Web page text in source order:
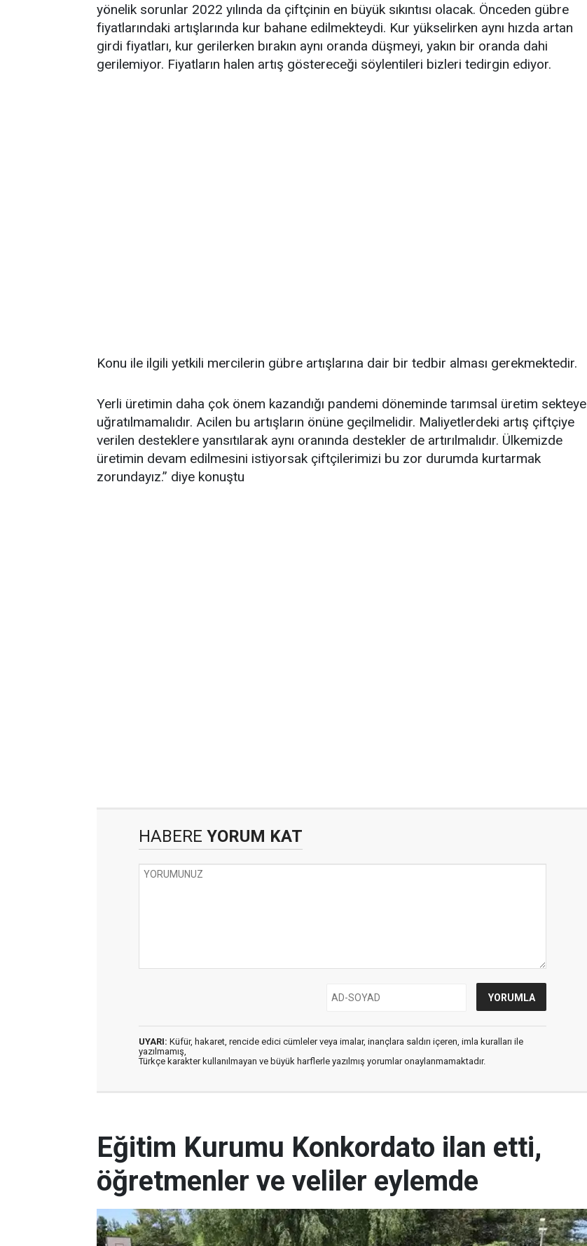
yönelik sorunlar 2022 yılında da çiftçinin en büyük sıkıntısı olacak. Önceden gübre
fiyatlarındaki artışlarında kur bahane edilmekteydi. Kur yükselirken aynı hızda artan
girdi fiyatları, kur gerilerken bırakın aynı oranda düşmeyi, yakın bir oranda dahi
gerilemiyor. Fiyatların halen artış göstereceği söylentileri bizleri tedirgin ediyor.
Konu ile ilgili yetkili mercilerin gübre artışlarına dair bir tedbir alması gerekmektedir.
Yerli üretimin daha çok önem kazandığı pandemi döneminde tarımsal üretim sekteye
uğratılmamalıdır. Acilen bu artışların önüne geçilmelidir. Maliyetlerdeki artış çiftçiye
verilen desteklere yansıtılarak aynı oranında destekler de artırılmalıdır. Ülkemizde
üretimin devam edilmesini istiyorsak çiftçilerimizi bu zor durumda kurtarmak
zorundayız.” diye konuştu
HABERE YORUM KAT
UYARI: Küfür, hakaret, rencide edici cümleler veya imalar, inançlara saldırı içeren, imla kuralları ile
yazılmamış,
Türkçe karakter kullanılmayan ve büyük harflerle yazılmış yorumlar onaylanmamaktadır.
Eğitim Kurumu Konkordato ilan etti,
öğretmenler ve veliler eylemde